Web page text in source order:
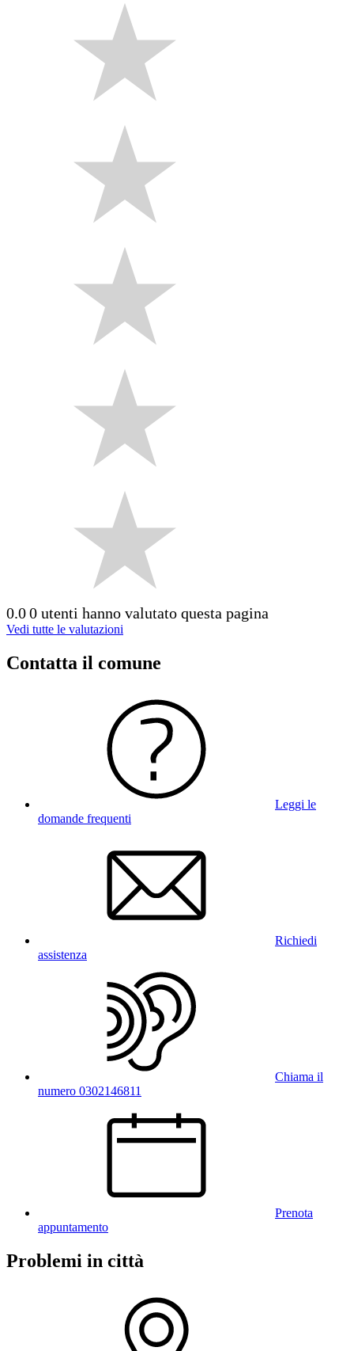
0.00 utenti hanno valutato questa pagina
Vedi tutte le valutazioni
Contatta il comune
Leggi le
domande frequenti
Richiedi
assistenza
Chiama il
numero 0302146811
Prenota
appuntamento
Problemi in città